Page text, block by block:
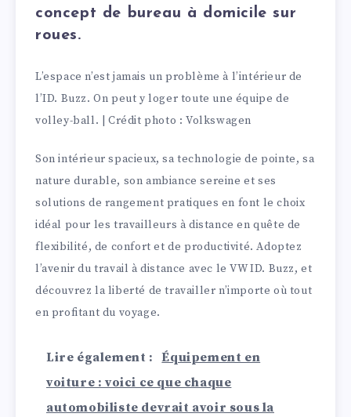
concept de bureau à domicile sur
roues.
L’espace n’est jamais un problème à l’intérieur de
l’ID. Buzz. On peut y loger toute une équipe de
volley-ball. | Crédit photo : Volkswagen
Son intérieur spacieux, sa technologie de pointe, sa
nature durable, son ambiance sereine et ses
solutions de rangement pratiques en font le choix
idéal pour les travailleurs à distance en quête de
flexibilité, de confort et de productivité. Adoptez
l’avenir du travail à distance avec le VW ID. Buzz, et
découvrez la liberté de travailler n’importe où tout
en profitant du voyage.
Lire également :
Équipement en
voiture : voici ce que chaque
automobiliste devrait avoir sous la